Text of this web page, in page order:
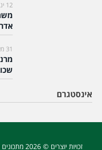
12 ינואר, 2014
31 מאי, 2015
אינסטגרם
זכויות יוצרים © 2026 מתכונים